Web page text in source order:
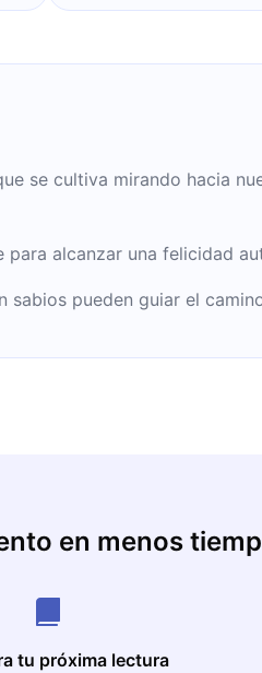
se cultiva mirando hacia
alcanzar una felicidad
pueden guiar el
en menos
tu próxima lectura